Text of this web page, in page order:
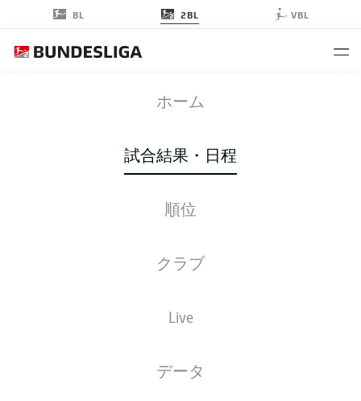
BL 2BL VBL
ホーム
試合結果・日程
順位
クラブ
Live
データ
DSC FCE
スターティングメンバー